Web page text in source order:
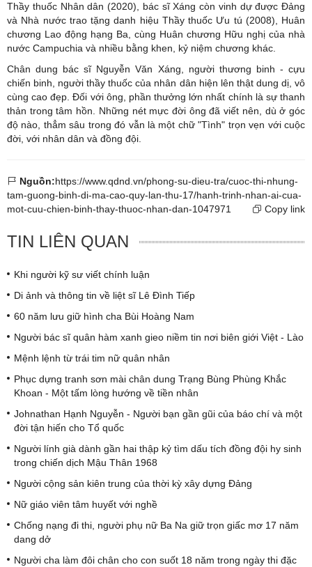
Thầy thuốc Nhân dân (2020), bác sĩ Xáng còn vinh dự được Đảng
và Nhà nước trao tặng danh hiệu Thầy thuốc Ưu tú (2008), Huân
chương Lao động hạng Ba, cùng Huân chương Hữu nghị của nhà
nước Campuchia và nhiều bằng khen, kỷ niệm chương khác.
Chân dung bác sĩ Nguyễn Văn Xáng, người thương binh - cựu
chiến binh, người thầy thuốc của nhân dân hiện lên thật dung dị, vô
cùng cao đẹp. Đối với ông, phần thưởng lớn nhất chính là sự thanh
thản trong tâm hồn. Những nét mực đời ông đã viết nên, dù ở góc
độ nào, thẳm sâu trong đó vẫn là một chữ "Tình" trọn vẹn với cuộc
đời, với nhân dân và đồng đội.
Nguồn:https://www.qdnd.vn/phong-su-dieu-tra/cuoc-thi-nhung-
tam-guong-binh-di-ma-cao-quy-lan-thu-17/hanh-trinh-nhan-ai-cua-
mot-cuu-chien-binh-thay-thuoc-nhan-dan-1047971
Copy link
TIN LIÊN QUAN
Khi người kỹ sư viết chính luận
Di ảnh và thông tin về liệt sĩ Lê Đình Tiếp
60 năm lưu giữ hình cha Bùi Hoàng Nam
Người bác sĩ quân hàm xanh gieo niềm tin nơi biên giới Việt - Lào
Mệnh lệnh từ trái tim nữ quân nhân
Phục dựng tranh sơn mài chân dung Trạng Bùng Phùng Khắc
Khoan - Một tấm lòng hướng về tiền nhân
Johnathan Hạnh Nguyễn - Người bạn gần gũi của báo chí và một
đời tận hiến cho Tổ quốc
Người lính già dành gần hai thập kỷ tìm dấu tích đồng đội hy sinh
trong chiến dịch Mậu Thân 1968
Người cộng sản kiên trung của thời kỳ xây dựng Đảng
Nữ giáo viên tâm huyết với nghề
Chống nạng đi thi, người phụ nữ Ba Na giữ trọn giấc mơ 17 năm
dang dở
Người cha làm đôi chân cho con suốt 18 năm trong ngày thi đặc